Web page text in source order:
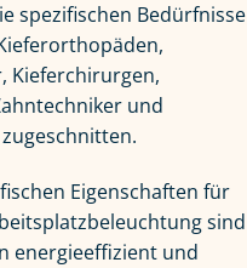
spezifischen Bedürfnisse
Kieferchirurgen,
und
Eigenschaften für
sind
energieeffizient und